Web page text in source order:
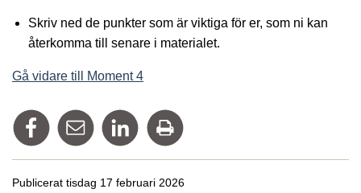
Skriv ned de punkter som är viktiga för er, som ni kan
återkomma till senare i materialet.
Gå vidare till Moment 4
Dela på Facebook
Tipsa via mailDela på Linkedin
Publicerat tisdag 17 februari 2026